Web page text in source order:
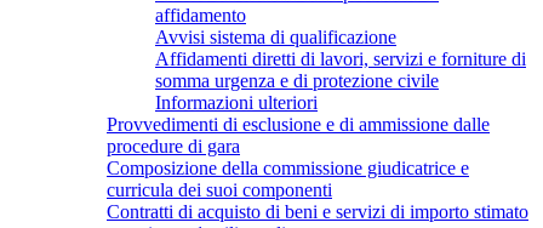
affidamento
Avvisi sistema di qualificazione
Affidamenti diretti di lavori, servizi e forniture di
somma urgenza e di protezione civile
Informazioni ulteriori
Provvedimenti di esclusione e di ammissione dalle
procedure di gara
Composizione della commissione giudicatrice e
curricula dei suoi componenti
Contratti di acquisto di beni e servizi di importo stimato